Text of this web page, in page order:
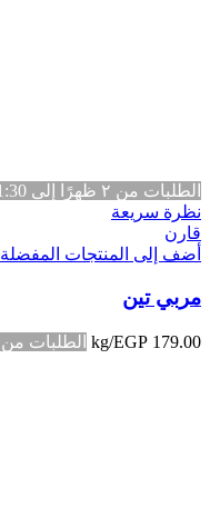
الطلبات من ٢ ظهرًا إلى 1:30 صباحًا
نظرة سريعة
قارن
أضف إلى المنتجات المفضلة
مربي تين
EGP 179.00
/kg الطلبات من ٢ ظهرًا إلى 1:30 صباحًا